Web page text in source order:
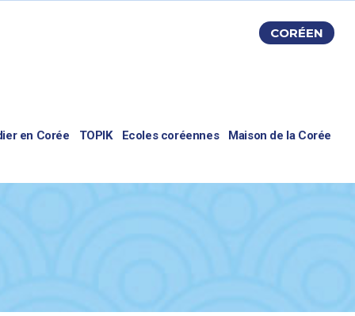
CORÉEN
en Corée TOPIK Ecoles coréennes Maison de la Corée